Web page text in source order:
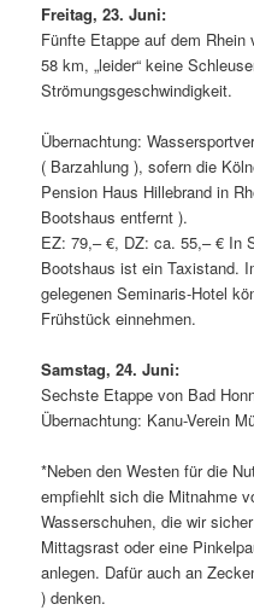
Freitag, 23. Juni:
Fünfte Etappe auf dem
58 km, „leider“ keine
Strömungsgeschwindigkeit.
Übernachtung:
( Barzahlung ), sofern die
Pension Haus Hillebrand in
Bootshaus entfernt ).
EZ: 79,– €, DZ: ca. 55,– € In
Bootshaus ist ein Taxistand.
gelegenen Seminaris-Hotel
Frühstück einnehmen.
Samstag, 24. Juni:
Sechste Etappe von Bad
Übernachtung: Kanu-Verein
*Neben den Westen für die
empfiehlt sich die Mitnahme
Wasserschuhen, die wir
Mittagsrast oder eine
anlegen. Dafür auch an
) denken.